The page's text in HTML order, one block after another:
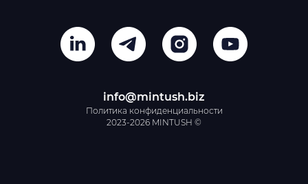
info@mintush.biz
Политика конфиденциальности
2023-2026 MINTUSH ©